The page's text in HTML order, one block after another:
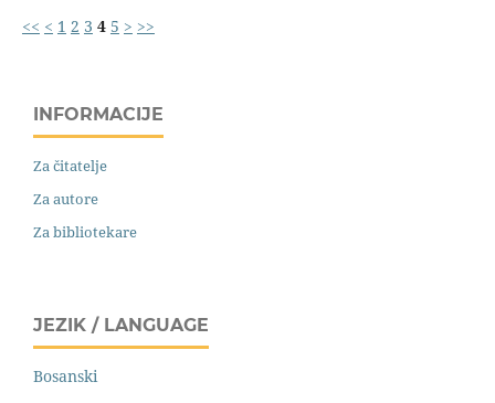
<< < 1 2 3 4 5 > >>
INFORMACIJE
Za čitatelje
Za autore
Za bibliotekare
JEZIK / LANGUAGE
Bosanski